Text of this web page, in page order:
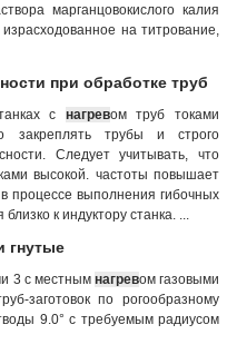
марганцовокислого калия
на титрование,
при обработке труб
с нагревом труб токами
закреплять трубы и строго
Следует учитывать, что
высокой. частоты повышает
процессе выполнения гибочных
к индуктору станка. ...
гнутые
3 с местным нагревом газовыми
заготовок по рогообразному
9.0° с требуемым радиусом